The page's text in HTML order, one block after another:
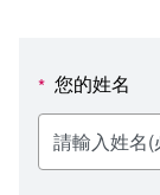
歷史訊息
新聞媒體專區
環境設備
活動花絮
影音資訊
教務處課務組
學習指導中心
法律學系
大眾傳播學系
資訊相關法規
新生報名
在學資訊
校務系統
校內系統
* 您的姓名